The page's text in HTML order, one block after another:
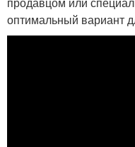
оптимальный вариант